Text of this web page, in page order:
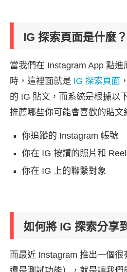
IG 探索頁面是什麼？
當我們在 Instagram App 點進
時，這裡面就是 IG 探索頁面
的 IG 貼文，而系統是根據以
推薦哪些你可能會喜歡的貼文
你追蹤的 Instagram 帳號
你在 IG 按讚的照片和
你在 IG 上的聯繫對象
如何將 IG 探索分享
而最近 Instagram 推出一個很